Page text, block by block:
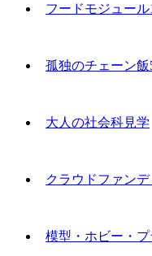
フードモジュール
孤独のチェーン飯
大人の社会科見学
クラウドファン
模型・ホビー・